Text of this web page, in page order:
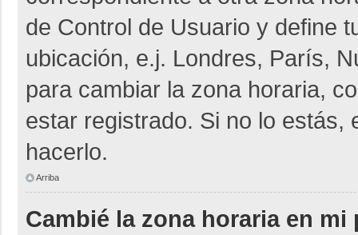
de Control de Usuario y define
ubicación, e.j. Londres, París,
para cambiar la zona horaria,
estar registrado. Si no lo estás,
hacerlo.
Arriba
Cambié la zona horaria en